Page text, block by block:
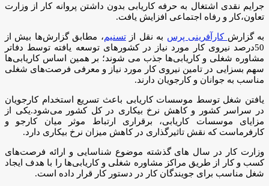
جرایم نقدی اشتغال به حرفه کاریابی بدون داشتن پروانه کار از وزارت
تعاون،کار و رفاه اجتماعی افزایش یافت.
به گزارش کارآفرینی پرس به نقل ازتسنیم، مطابق گزارش‌ها بیش از
50درصد نیروی کار مورد نیاز در کشورهای توسعه یافته توسط دفاتر
مشاوره شغلی و کاریابی‌ها جذب می شوند؛ بر همین اساس کاریابی‌ها
سهم بسزایی در تامین نیروی کار مورد نیاز و معرفی فرصت‌های شغلی
مناسب به جوانان و کارجویان دارند.
یافتن شغل توسط موسسات کاریابی باعث تسریع استخدام کارجویان
در سراسر کشور و کاهش نرخ بیکاری در کل کشور می‌شود.یکی از
مزایای موسسات کاریابی، برقراری ارتباط موثر میان کارجو و
کارفرماست که نقش تاثیرگذاری در کاهش میزان نرخ بیکاری دارد.
وزارت کار در سال های گذشته موضوع شناسایی و ارائه فرصت‌های
کسب و کار از طریق مراکز مشاوره شغلی و کاریابی‌ها را با هدف ایجاد
شغل مناسب برای جویندگان کار در دستور کار قرار داده است.